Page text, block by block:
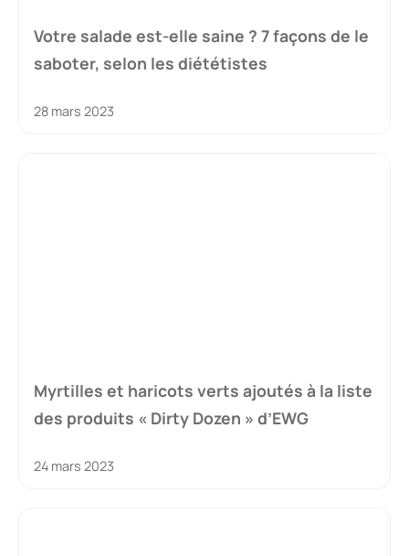
Votre salade est-elle saine ? 7 façons de le
saboter, selon les diététistes
28 mars 2023
Myrtilles et haricots verts ajoutés à la liste
des produits « Dirty Dozen » d’EWG
24 mars 2023